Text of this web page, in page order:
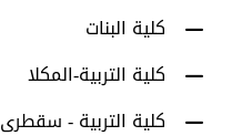
كلية البنات
كلية التربية-المكلا
كلية التربية - سقطرى